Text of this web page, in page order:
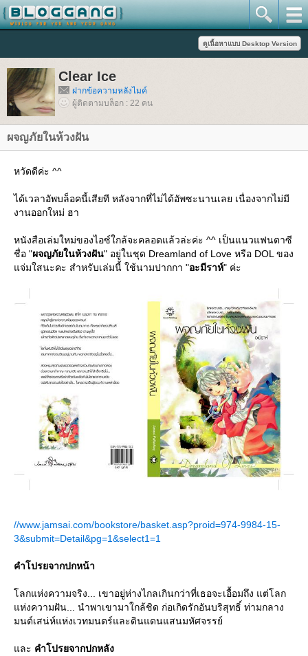
Clear Ice
ฝากข้อความหลังไมค์
ผู้ติดตามบล็อก : 22 คน
ผจญภัยในห้วงฝัน
หวัดดีค่ะ ^^
ได้เวลาอัพบล็อคนี้เสียที หลังจากที่ไม่ได้อัพซะนานเลย เนื่องจากไม่มี
งานออกใหม่ ฮา
หนังสือเล่มใหม่ของไอซ์ใกล้จะคลอดแล้วล่ะค่ะ ^^ เป็นแนวแฟนตาซี
ชื่อ "ผจญภัยในห้วงฝัน" อยู่ในชุด Dreamland of Love หรือ DOL ของ
จ่มใสนะคะ สำหรับเล่มนี้ ใช้นามปากกา "อะมีราห์" ค่ะ
//www.jamsai.com/bookstore/basket.asp?proid=974-9984-15-
3&submit=Detail&pg=1&select1=1
คำโปรยจากปกหน้า
ลกแห่งความจริง... เขาอยู่ห่างไกลเกินกว่าที่เธอจะเอื้อมถึง แต่โลก
ห่งความฝัน... นำพาเขามาใกล้ชิด ก่อเกิดรักอันบริสุทธิ์ ท่ามกลาง
มนต์เสน่ห์แห่งเวทมนตร์และดินแดนแสนมหัศจรรย์
ละ คำโปรยจากปกหลัง